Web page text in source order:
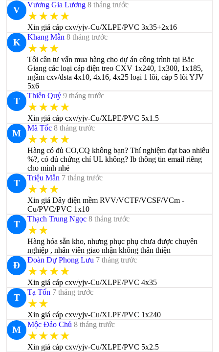
V
Vương Gia Lương 8 tháng trước
★★★★
Xin giá cáp cxv/yjv-Cu/XLPE/PVC 3x35+2x16
K
Khang Mẫn 8 tháng trước
★★★
Tôi cần tư vấn mua hàng cho dự án công trình tại Bắc
Giang các loại cáp điện treo CXV 1x240, 1x300, 1x185,
ngầm cxv/dsta 4x10, 4x16, 4x25 loại 1 lõi, cáp 5 lõi YJV
5x6
T
Thiên Quý 9 tháng trước
★★★★
Xin giá cáp cxv/yjv-Cu/XLPE/PVC 5x1.5
M
Mã Tốc 8 tháng trước
★★★★
Hàng có đủ CO,CQ không bạn? Thí nghiệm đạt bao nhiêu
%?, có đủ chứng chỉ UL không? Ib thông tin email riêng
cho mình nhé
T
Triệu Mẫn 7 tháng trước
★★★
Xin giá Dây điện mềm RVV/VCTF/VCSF/VCm -
Cu/PVC/PVC 1x10
T
Thạch Trung Ngọc 8 tháng trước
★★
Hàng hóa sẵn kho, nhưng phục phụ chưa được chuyên
nghiệp , nhân viên giao nhận không thân thiện
Đ
Đoàn Dự Phong Lưu 7 tháng trước
★★★★
Xin giá cáp cxv/yjv-Cu/XLPE/PVC 4x35
T
Tạ Tốn 7 tháng trước
★★
Xin giá cáp cxv/yjv-Cu/XLPE/PVC 1x240
M
Mộc Đảo Chủ 8 tháng trước
★★★★
Xin giá cáp cxv/yjv-Cu/XLPE/PVC 5x2.5